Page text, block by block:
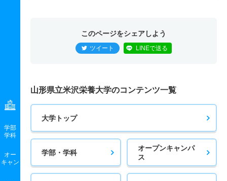
学部
学科
オー
キャン
このページをシェアしよう
ツイート LINEで送る
山形県立米沢栄養大学のコンテンツ一覧
大学トップ
学部・学科
オープンキャンパ
ス